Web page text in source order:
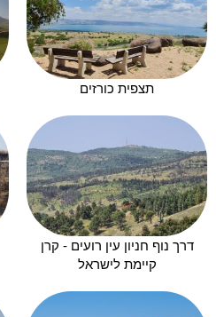
תצפית כורזים
דרך נוף חניון עין רועים - קרן
קיימת לישראל